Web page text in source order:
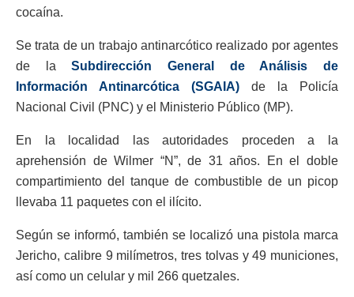
cocaína.
Se trata de un trabajo antinarcótico realizado por agentes
de laSubdirección General de Análisis de
Información Antinarcótica (SGAIA) de la Policía
Nacional Civil (PNC) y el Ministerio Público (MP).
En la localidad las autoridades proceden a la
aprehensión de Wilmer “N”, de 31 años. En el doble
compartimiento del tanque de combustible de un picop
llevaba 11 paquetes con el ilícito.
Según se informó, también se localizó una pistola marca
Jericho, calibre 9 milímetros, tres tolvas y 49 municiones,
así como un celular y mil 266 quetzales.